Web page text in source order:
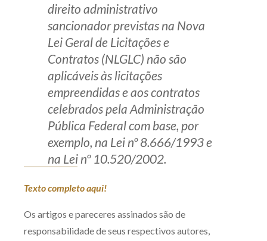
Receba por RSS
Av. Sete de Setembro, 4698
Batel Curitiba/PR CEP80240-000
Telefone (41) 2109-8666
Whatsapp (41) 98881-6616
direito administrativo
sancionador previstas na Nova
Lei Geral de Licitações e
Contratos (NLGLC) não são
aplicáveis às licitações
empreendidas e aos contratos
celebrados pela Administração
Pública Federal com base, por
exemplo, na Lei nº 8.666/1993 e
na Lei nº 10.520/2002.
Texto completo aqui!
Os artigos e pareceres assinados são de
responsabilidade de seus respectivos autores,